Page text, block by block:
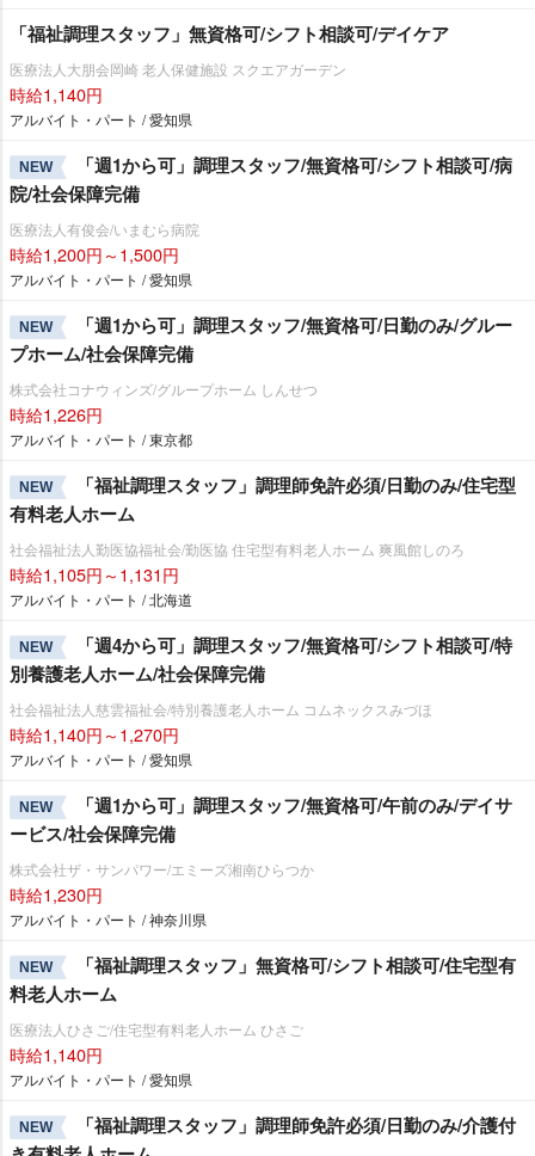
「福祉調理スタッフ」無資格可/シフト相談可/デイケア
医療法人大朋会岡崎 老人保健施設 スクエアガーデン
時給1,140円
アルバイト・パート / 愛知県
NEW
「週1から可」調理スタッフ/無資格可/シフト相談可/病
院/社会保障完備
医療法人有俊会/いまむら病院
時給1,200円～1,500円
アルバイト・パート / 愛知県
NEW
「週1から可」調理スタッフ/無資格可/日勤のみ/グルー
プホーム/社会保障完備
株式会社コナウィンズ/グループホーム しんせつ
時給1,226円
アルバイト・パート / 東京都
NEW
「福祉調理スタッフ」調理師免許必須/日勤のみ/住宅型
有料老人ホーム
社会福祉法人勤医協福祉会/勤医協 住宅型有料老人ホーム 爽風館しのろ
時給1,105円～1,131円
アルバイト・パート / 北海道
NEW
「週4から可」調理スタッフ/無資格可/シフト相談可/特
別養護老人ホーム/社会保障完備
社会福祉法人慈雲福祉会/特別養護老人ホーム コムネックスみづほ
時給1,140円～1,270円
アルバイト・パート / 愛知県
NEW
「週1から可」調理スタッフ/無資格可/午前のみ/デイサ
ービス/社会保障完備
株式会社ザ・サンパワー/エミーズ湘南ひらつか
時給1,230円
アルバイト・パート / 神奈川県
NEW
「福祉調理スタッフ」無資格可/シフト相談可/住宅型有
料老人ホーム
医療法人ひさご/住宅型有料老人ホーム ひさご
時給1,140円
アルバイト・パート / 愛知県
NEW
「福祉調理スタッフ」調理師免許必須/日勤のみ/介護付